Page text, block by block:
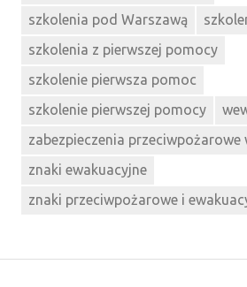
szkolenia pod Warszawą
szkolenia z pierwszej pomocy
szkolenie pierwsza pomoc
szkolenie pierwszej pomocy
zabezpieczenia przeciwpożarowe
znaki ewakuacyjne
znaki przeciwpożarowe i